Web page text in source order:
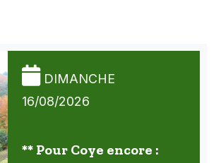
DIMANCHE
16/08/2026
** Pour Coye encore :